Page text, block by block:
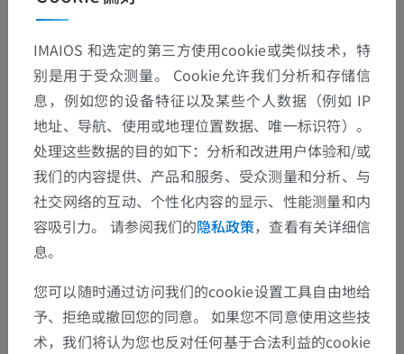
解剖层次
人体解剖学2
IMAIOS 和选定的第三方使用cookie或类似技术，特
别是用于受众测量。 Cookie允许我们分析和存储信
息，例如您的设备特征以及某些个人数据（例如 IP
地址、导航、使用或地理位置数据、唯一标识符）。
处理这些数据的目的如下：分析和改进用户体验和/或
我们的内容提供、产品和服务、受众测量和分析、与
社交网络的互动、个性化内容的显示、性能测量和内
容吸引力。 请参阅我们的隐私政策，查看有关详细信
息。
您可以随时通过访问我们的cookie设置工具自由地给
予、拒绝或撤回您的同意。 如果您不同意使用这些技
术，我们将认为您也反对任何基于合法利益的cookie